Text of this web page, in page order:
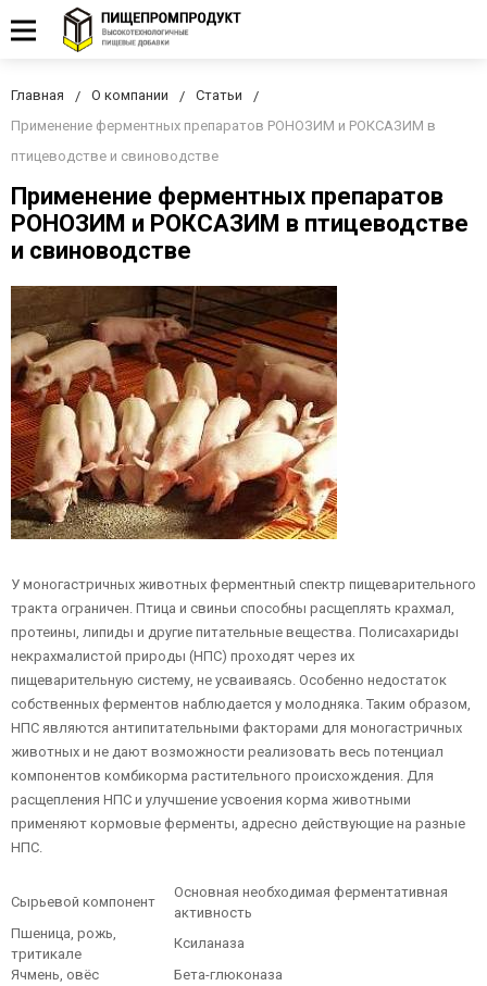
Главная О компании
Статьи
Применение ферментных препаратов РОНОЗИМ и РОКСАЗИМ в
птицеводстве и свиноводстве
Применение ферментных препаратов
РОНОЗИМ и РОКСАЗИМ в птицеводстве
и свиноводстве
У моногастричных животных ферментный спектр пищеварительного
тракта ограничен. Птица и свиньи способны расщеплять крахмал,
протеины, липиды и другие питательные вещества. Полисахариды
некрахмалистой природы (НПС) проходят через их
пищеварительную систему, не усваиваясь. Особенно недостаток
собственных ферментов наблюдается у молодняка. Таким образом,
НПС являются антипитательными факторами для моногастричных
животных и не дают возможности реализовать весь потенциал
компонентов комбикорма растительного происхождения. Для
расщепления НПС и улучшение усвоения корма животными
применяют кормовые ферменты, адресно действующие на разные
НПС.
Сырьевой компонент
Основная необходимая ферментативная
активность
Пшеница, рожь,
тритикале
Ксиланаза
Ячмень, овёс
Бета-глюконаза